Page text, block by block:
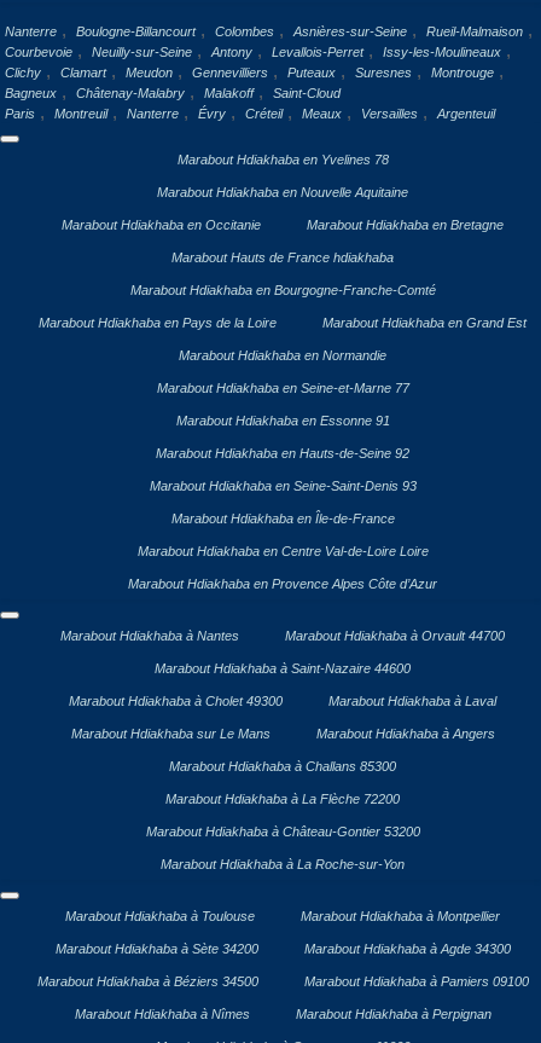
Nanterre , Boulogne-Billancourt , Colombes , Asnières-sur-Seine , Rueil-Malmaison ,
Courbevoie , Neuilly-sur-Seine , Antony , Levallois-Perret , Issy-les-Moulineaux ,
Clichy , Clamart , Meudon , Gennevilliers , Puteaux , Suresnes , Montrouge ,
Bagneux , Châtenay-Malabry , Malakoff ,
Saint-Cloud
Paris , Montreuil , Nanterre , Évry , Créteil , Meaux , Versailles , Argenteuil
Marabout Hdiakhaba en Yvelines 78
Marabout Hdiakhaba en Nouvelle Aquitaine
Marabout Hdiakhaba en Occitanie Marabout Hdiakhaba en Bretagne
Marabout Hauts de France hdiakhaba
Marabout Hdiakhaba en Bourgogne-Franche-Comté
Marabout Hdiakhaba en Pays de la Loire Marabout Hdiakhaba en Grand Est
Marabout Hdiakhaba en Normandie
Marabout Hdiakhaba en Seine-et-Marne 77
Marabout Hdiakhaba en Essonne 91
Marabout Hdiakhaba en Hauts-de-Seine 92
Marabout Hdiakhaba en Seine-Saint-Denis 93
Marabout Hdiakhaba en Île-de-France
Marabout Hdiakhaba en Centre Val-de-Loire Loire
Marabout Hdiakhaba en Provence Alpes Côte d’Azur
Marabout Hdiakhaba à Nantes Marabout Hdiakhaba à Orvault 44700
Marabout Hdiakhaba à Saint-Nazaire 44600
Marabout Hdiakhaba à Cholet 49300 Marabout Hdiakhaba à Laval
Marabout Hdiakhaba sur Le Mans Marabout Hdiakhaba à Angers
Marabout Hdiakhaba à Challans 85300
Marabout Hdiakhaba à La Flèche 72200
Marabout Hdiakhaba à Château-Gontier 53200
Marabout Hdiakhaba à La Roche-sur-Yon
Marabout Hdiakhaba à Toulouse Marabout Hdiakhaba à Montpellier
Marabout Hdiakhaba à Sète 34200 Marabout Hdiakhaba à Agde 34300
Marabout Hdiakhaba à Béziers 34500 Marabout Hdiakhaba à Pamiers 09100
Marabout Hdiakhaba à Nîmes Marabout Hdiakhaba à Perpignan